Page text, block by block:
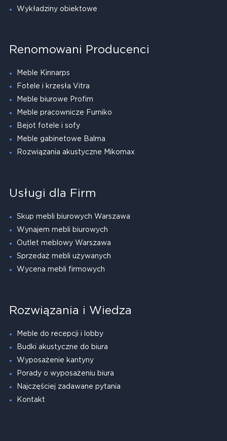
Wykładziny obiektowe
Renomowani Producenci
Meble Kinnarps
Fotele i krzesła Vitra
Meble biurowe Profim
Meble pracownicze Furniko
Bejot fotele i sofy
Meble gabinetowe Balma
Rozwiązania akustyczne Mikomax
Usługi dla Firm
Skup mebli biurowych Warszawa
Wynajem mebli biurowych
Outlet meblowy Warszawa
Sprzedaż mebli używanych
Wycena mebli firmowych
Rozwiązania i Wiedza
Meble do recepcji i lobby
Budki akustyczne do biura
Wyposażenie kantyny
Porady o wyposażeniu biura
Najczęściej zadawane pytania
Kontakt